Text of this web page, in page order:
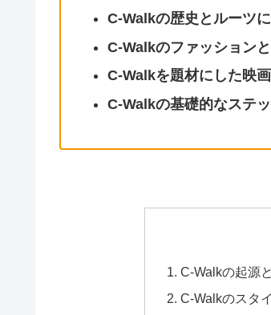
C-Walkの歴史とルーツ
C-Walkのファッション
C-Walkを題材にした映
C-Walkの基礎的なステ
C-Walkの起源
C-Walkのスタ